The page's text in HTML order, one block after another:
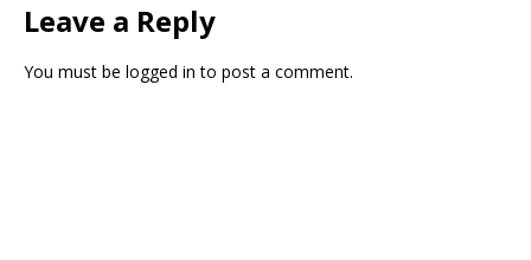
Leave a Reply
You must be logged in to post a comment.